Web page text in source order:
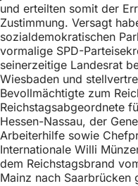
und erteilten somit der
Zustimmung. Versagt
sozialdemokratischen
vormalige SPD-
seinerzeitige Landesrat
Wiesbaden und
Bevollmächtigte zum
Reichstagsabgeordnete
Hessen-Nassau, der
Arbeiterhilfe sowie
Internationale Willi
dem Reichstagsbrand
Mainz nach Saarbrücken